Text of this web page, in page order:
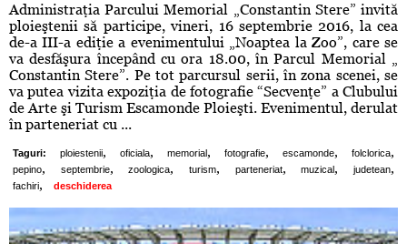
Administraţia Parcului Memorial „Constantin Stere” invită
ploieştenii să participe, vineri, 16 septembrie 2016, la cea
de-a III-a ediţie a evenimentului „Noaptea la Zoo”, care se
va desfăşura începând cu ora 18.00, în Parcul Memorial „
Constantin Stere”. Pe tot parcursul serii, în zona scenei, se
va putea vizita expoziţia de fotografie “Secvenţe” a Clubului
de Arte şi Turism Escamonde Ploieşti. Evenimentul, derulat
în parteneriat cu ...
Taguri: ploiestenii, oficiala, memorial, fotografie, escamonde, folclorica,
pepino, septembrie, zoologica, turism, parteneriat, muzical, judetean,
fachiri, deschiderea